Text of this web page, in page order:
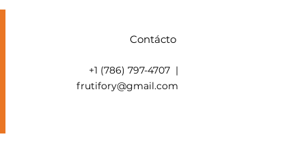
Contácto
+1 (786) 797-4707 |
frutifory@gmail.com